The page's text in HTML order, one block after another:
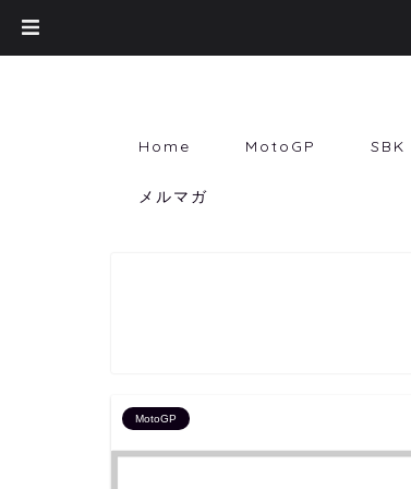
Home MotoGP SBK
メルマガ
MotoGP